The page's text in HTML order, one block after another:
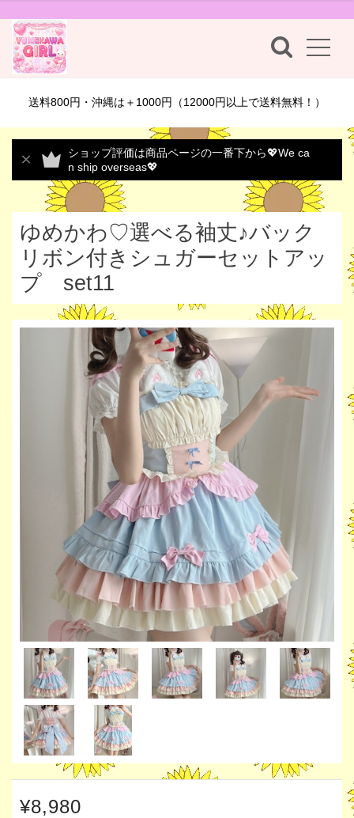
送料800円・沖縄は＋1000円（12000円以上で送料無料！）
ショップ評価は商品ページの一番下から💖We ca
n ship overseas💖
ゆめかわ♡選べる袖丈♪バック
リボン付きシュガーセットアッ
プ set11
¥8,980